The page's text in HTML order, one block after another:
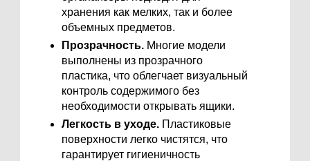
хранения как мелких, так и более
объемных предметов.
Прозрачность. Многие модели
выполнены из прозрачного
пластика, что облегчает визуальный
контроль содержимого без
необходимости открывать ящики.
Легкость в уходе. Пластиковые
поверхности легко чистятся, что
гарантирует гигиеничность